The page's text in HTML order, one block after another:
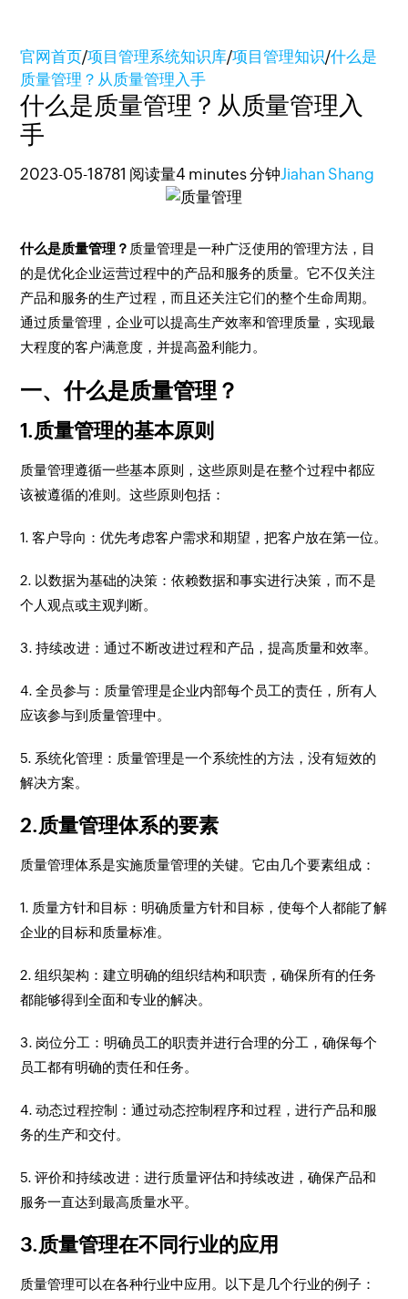
官网首页/项目管理系统知识库/项目管理知识/什么是
质量管理？从质量管理入手
什么是质量管理？从质量管理入
手
2023-05-18781 阅读量4 minutes 分钟Jiahan Shang
什么是质量管理？ 质量管理是一种广泛使用的管理方法，目
的是优化企业运营过程中的产品和服务的质量。它不仅关注
产品和服务的生产过程，而且还关注它们的整个生命周期。
通过质量管理，企业可以提高生产效率和管理质量，实现最
大程度的客户满意度，并提高盈利能力。
一、什么是质量管理？
1.质量管理的基本原则
质量管理遵循一些基本原则，这些原则是在整个过程中都应
该被遵循的准则。这些原则包括：
1. 客户导向：优先考虑客户需求和期望，把客户放在第一位。
2. 以数据为基础的决策：依赖数据和事实进行决策，而不是
个人观点或主观判断。
3. 持续改进：通过不断改进过程和产品，提高质量和效率。
4. 全员参与： 质量管理是企业内部每个员工的责任，所有人
应该参与到质量管理中。
5. 系统化管理： 质量管理是一个系统性的方法，没有短效的
解决方案。
2.质量管理体系的要素
质量管理体系是实施质量管理的关键。它由几个要素组成：
1. 质量方针和目标： 明确质量方针和目标，使每个人都能了解
企业的目标和质量标准。
2. 组织架构：建立明确的组织结构和职责，确保所有的任务
都能够得到全面和专业的解决。
3. 岗位分工： 明确员工的职责并进行合理的分工，确保每个
员工都有明确的责任和任务。
4. 动态过程控制：通过动态控制程序和过程，进行产品和服
务的生产和交付。
5. 评价和持续改进：进行质量评估和持续改进，确保产品和
服务一直达到最高质量水平。
3.质量管理在不同行业的应用
质量管理可以在各种行业中应用。以下是几个行业的例子：